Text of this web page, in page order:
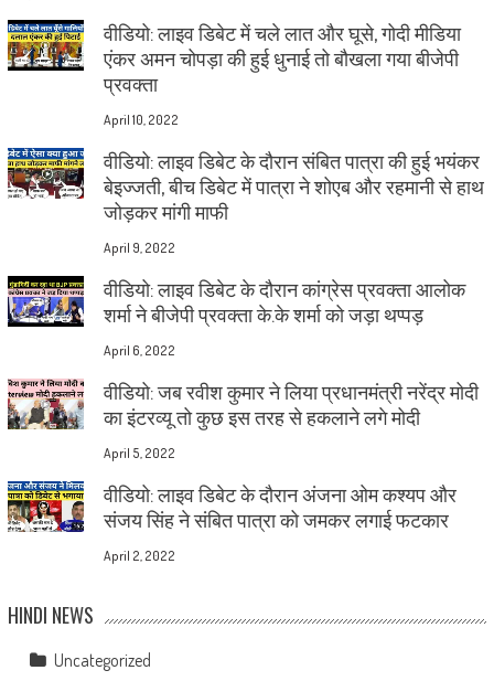
वीडियो: लाइव डिबेट में चले लात और घूसे, गोदी मीडिया
एंकर अमन चोपड़ा की हुई धुनाई तो बौखला गया बीजेपी
प्रवक्ता
April 10, 2022
वीडियो: लाइव डिबेट के दौरान संबित पात्रा की हुई भयंकर
बेइज्जती, बीच डिबेट में पात्रा ने शोएब और रहमानी से हाथ
जोड़कर मांगी माफी
April 9, 2022
वीडियो: लाइव डिबेट के दौरान कांग्रेस प्रवक्ता आलोक
शर्मा ने बीजेपी प्रवक्ता के.के शर्मा को जड़ा थप्पड़
April 6, 2022
वीडियो: जब रवीश कुमार ने लिया प्रधानमंत्री नरेंद्र मोदी
का इंटरव्यू तो कुछ इस तरह से हकलाने लगे मोदी
April 5, 2022
वीडियो: लाइव डिबेट के दौरान अंजना ओम कश्यप और
संजय सिंह ने संबित पात्रा को जमकर लगाई फटकार
April 2, 2022
HINDI NEWS
Uncategorized